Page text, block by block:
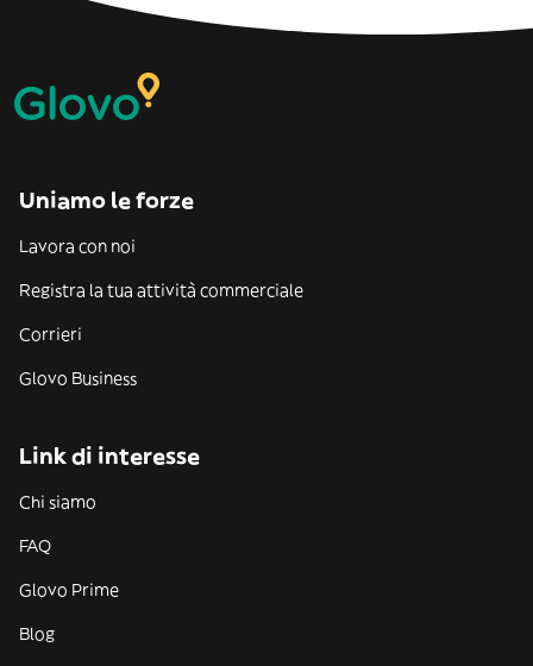
Uniamo le forze
Lavora con noi
Registra la tua attività commerciale
Corrieri
Glovo Business
Link di interesse
Chi siamo
FAQ
Glovo Prime
Blog